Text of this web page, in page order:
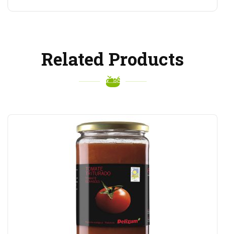
Related Products